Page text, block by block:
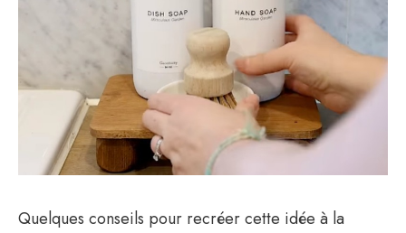
Quelques conseils pour recréer cette idée à la